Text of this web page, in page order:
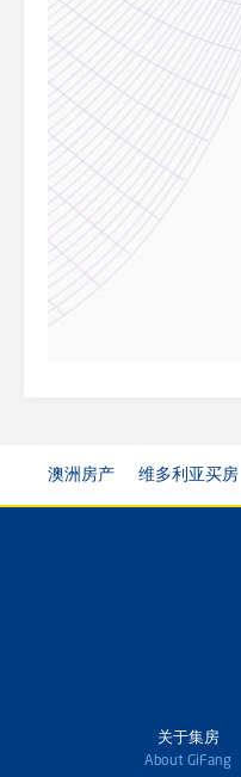
澳洲房产 维多利亚买房
关于集房
About GiFang